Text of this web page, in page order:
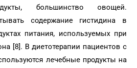
большинство овощей.
содержание гистидина в
питания, используемых при
[8]. В диетотерапии пациентов с
лечебные продукты на